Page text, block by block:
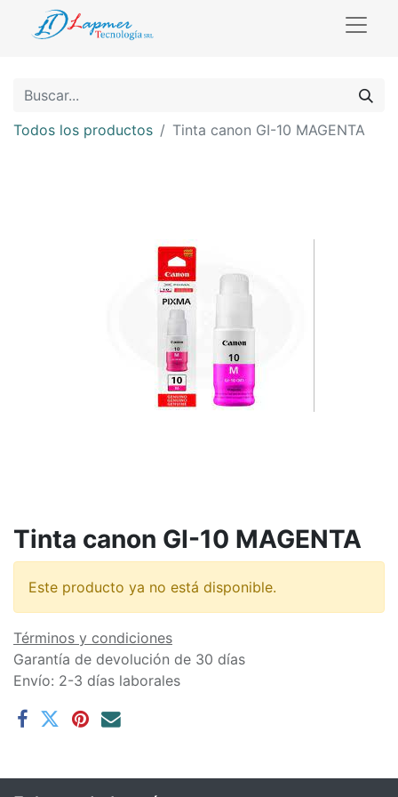
Todos los productos Tinta canon GI-10 MAGENTA
Tinta canon GI-10 MAGENTA
Este producto ya no está disponible.
Términos y condiciones
Garantía de devolución de 30 días
Envío: 2-3 días laborales